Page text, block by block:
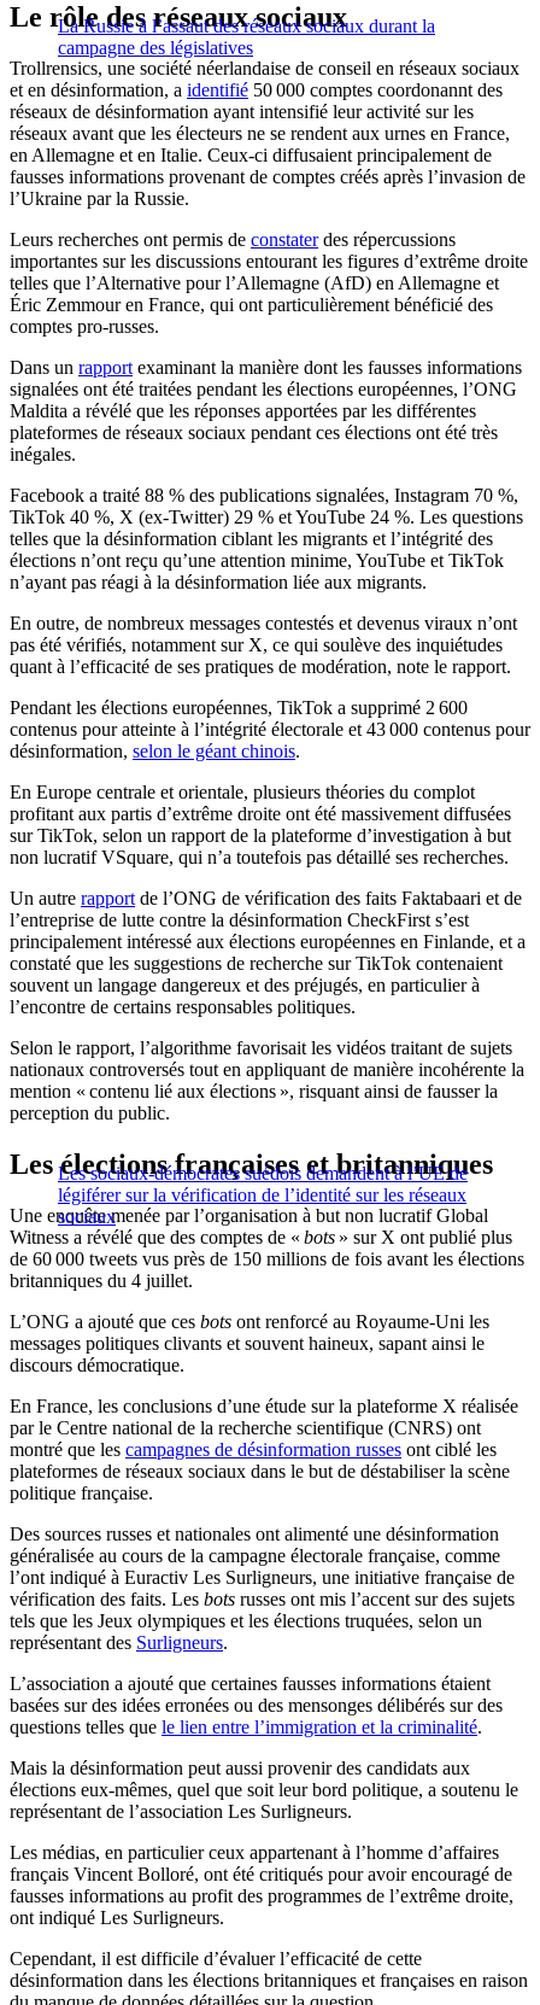
La Russie à l’assaut des réseaux sociaux durant la
campagne des législatives
Le rôle des réseaux sociaux
Trollrensics, une société néerlandaise de conseil en réseaux sociaux
et en désinformation, a identifié 50 000 comptes coordonannt des
réseaux de désinformation ayant intensifié leur activité sur les
réseaux avant que les électeurs ne se rendent aux urnes en France,
en Allemagne et en Italie. Ceux-ci diffusaient principalement de
fausses informations provenant de comptes créés après l’invasion de
l’Ukraine par la Russie.
Leurs recherches ont permis de constaterdes répercussions
importantes sur les discussions entourant les figures d’extrême droite
telles que l’Alternative pour l’Allemagne (AfD) en Allemagne et
Éric Zemmour en France, qui ont particulièrement bénéficié des
comptes pro-russes.
Dans un rapport examinant la manière dont les fausses informations
signalées ont été traitées pendant les élections européennes, l’ONG
Maldita a révélé que les réponses apportées par les différentes
plateformes de réseaux sociaux pendant ces élections ont été très
inégales.
Facebook a traité 88 % des publications signalées, Instagram 70 %,
TikTok 40 %, X (ex-Twitter) 29 % et YouTube 24 %. Les questions
telles que la désinformation ciblant les migrants et l’intégrité des
élections n’ont reçu qu’une attention minime, YouTube et TikTok
n’ayant pas réagi à la désinformation liée aux migrants.
En outre, de nombreux messages contestés et devenus viraux n’ont
pas été vérifiés, notamment sur X, ce qui soulève des inquiétudes
quant à l’efficacité de ses pratiques de modération, note le rapport.
Pendant les élections européennes, TikTok a supprimé 2 600
contenus pour atteinte à l’intégrité électorale et 43 000 contenus pour
désinformation, selon le géant chinois.
En Europe centrale et orientale, plusieurs théories du complot
profitant aux partis d’extrême droite ont été massivement diffusées
sur TikTok, selon un rapport de la plateforme d’investigation à but
non lucratif VSquare, qui n’a toutefois pas détaillé ses recherches.
Un autre rapport de l’ONG de vérification des faits Faktabaari et de
l’entreprise de lutte contre la désinformation CheckFirst s’est
principalement intéressé aux élections européennes en Finlande, et a
constaté que les suggestions de recherche sur TikTok contenaient
souvent un langage dangereux et des préjugés, en particulier à
l’encontre de certains responsables politiques.
Selon le rapport, l’algorithme favorisait les vidéos traitant de sujets
nationaux controversés tout en appliquant de manière incohérente la
mention « contenu lié aux élections », risquant ainsi de fausser la
perception du public.
Les sociaux-démocrates suédois demandent à l’UE de
légiférer sur la vérification de l’identité sur les réseaux
sociaux
Les élections françaises et britanniques
Une enquête menée par l’organisation à but non lucratif Global
Witness a révélé que des comptes de « bots » sur X ont publié plus
de 60 000 tweets vus près de 150 millions de fois avant les élections
britanniques du 4 juillet.
L’ONG a ajouté que ces bots ont renforcé au Royaume-Uni les
messages politiques clivants et souvent haineux, sapant ainsi le
discours démocratique.
En France, les conclusions d’une étude sur la plateforme X réalisée
par le Centre national de la recherche scientifique (CNRS) ont
montré que les campagnes de désinformation russes ont ciblé les
plateformes de réseaux sociaux dans le but de déstabiliser la scène
politique française.
Des sources russes et nationales ont alimenté une désinformation
généralisée au cours de la campagne électorale française, comme
l’ont indiqué à Euractiv Les Surligneurs, une initiative française de
vérification des faits. Les bots russes ont mis l’accent sur des sujets
tels que les Jeux olympiques et les élections truquées, selon un
représentant des Surligneurs.
L’association a ajouté que certaines fausses informations étaient
basées sur des idées erronées ou des mensonges délibérés sur des
questions telles que le lien entre l’immigration et la criminalité.
Mais la désinformation peut aussi provenir des candidats aux
élections eux-mêmes, quel que soit leur bord politique, a soutenu le
représentant de l’association Les Surligneurs.
Les médias, en particulier ceux appartenant à l’homme d’affaires
français Vincent Bolloré, ont été critiqués pour avoir encouragé de
fausses informations au profit des programmes de l’extrême droite,
ont indiqué Les Surligneurs.
Cependant, il est difficile d’évaluer l’efficacité de cette
désinformation dans les élections britanniques et françaises en raison